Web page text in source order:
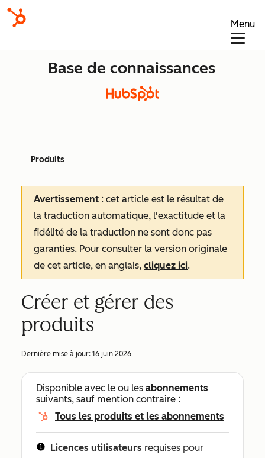
Menu
Base de connaissances
Produits
Avertissement : cet article est le résultat de
la traduction automatique, l'exactitude et la
fidélité de la traduction ne sont donc pas
garanties. Pour consulter la version originale
de cet article, en anglais, cliquez ici.
Créer et gérer des
produits
Dernière mise à jour: 16 juin 2026
Disponible avec le ou les abonnements
suivants, sauf mention contraire :
Tous les produits et les abonnements
Licences utilisateurs requises pour